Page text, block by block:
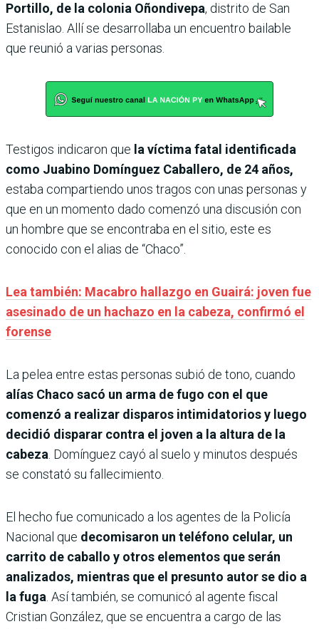
Portillo, de la colonia Oñondivepa, distrito de San
Estanislao. Allí se desarrollaba un encuentro bailable
que reunió a varias personas.
Testigos indicaron que la víctima fatal identificada
como Juabino Domínguez Caballero, de 24 años,
estaba compartiendo unos tragos con unas personas y
que en un momento dado comenzó una discusión con
un hombre que se encontraba en el sitio, este es
conocido con el alias de “Chaco”.
Lea también: Macabro hallazgo en Guairá: joven fue
asesinado de un hachazo en la cabeza, confirmó el
forense
La pelea entre estas personas subió de tono, cuando
alías Chaco sacó un arma de fugo con el que
comenzó a realizar disparos intimidatorios y luego
decidió disparar contra el joven a la altura de la
cabeza. Domínguez cayó al suelo y minutos después
se constató su fallecimiento.
El hecho fue comunicado a los agentes de la Policía
Nacional que decomisaron un teléfono celular, un
carrito de caballo y otros elementos que serán
analizados, mientras que el presunto autor se dio a
la fuga. Así también, se comunicó al agente fiscal
Cristian González, que se encuentra a cargo de las